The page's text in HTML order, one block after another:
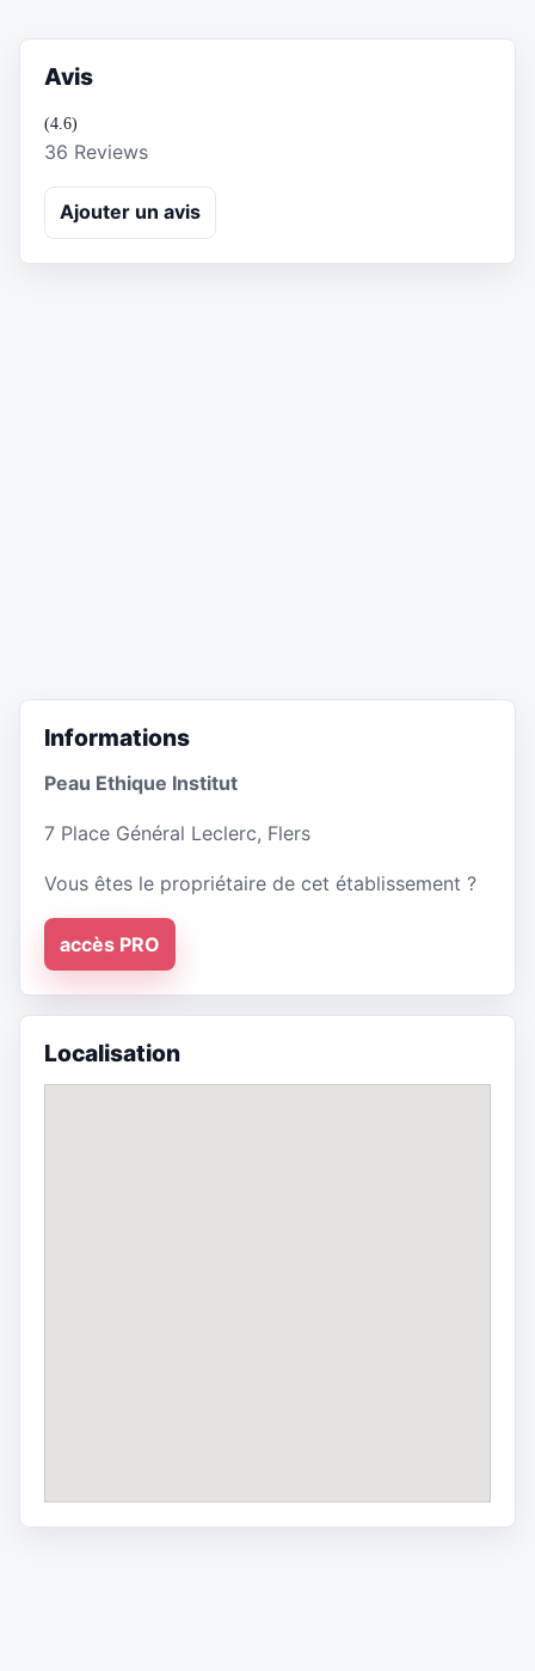
Avis
(4.6)
36 Reviews
Ajouter un avis
Informations
Peau Ethique Institut
7 Place Général Leclerc, Flers
Vous êtes le propriétaire de cet établissement ?
accès PRO
Localisation